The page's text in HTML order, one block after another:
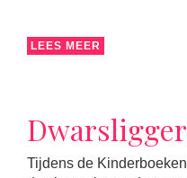
LEES MEER
Tijdens de